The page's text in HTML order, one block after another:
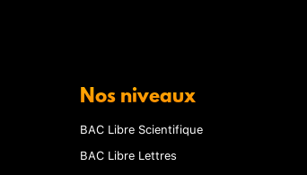
Nos niveaux
BAC Libre Scientifique
BAC Libre Lettres